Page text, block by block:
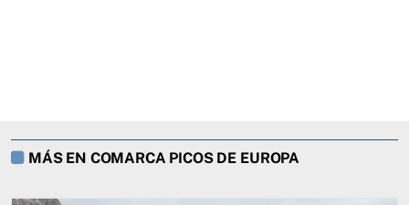
MÁS EN COMARCA PICOS DE EUROPA